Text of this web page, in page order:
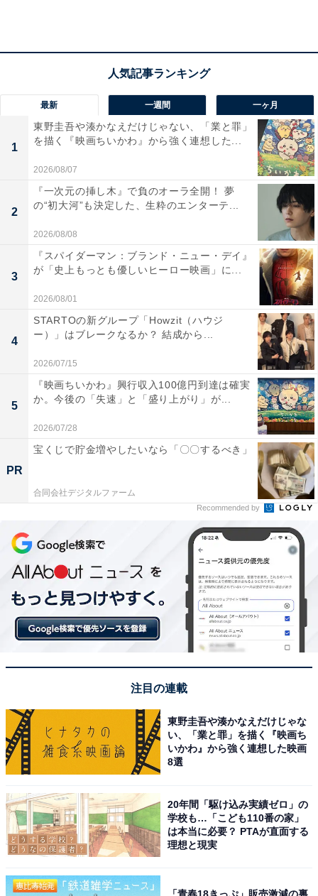
内定することになります。
特に男子は派遣標準記録が日本記録に近い記録というこ
ともあり、MGCで3位だった選手も、東京五輪内定の可
能性があるといえます。
※参考
男子マラソン日本記録 2時間5分50秒（大迫傑選手／
2018年シカゴマラソン）
女子マラソン日本記録 2時間19分12秒（野口みずき選
手／2005年ベルリンマラソン）
MGC出場までの道のり
MGC開催が発表されたのが2017年であり、今回出場す
る選手は以下の条件をクリアした選手です。
最新 一週間 一ヶ月
1
東野圭吾や湊かなえだけじゃない、「業と罪」
を描く『映画ちいかわ』から強く連想した...
2026/08/07
2
『一次元の挿し木』で負のオーラ全開！ 夢
の“初大河”も決定した、生粋のエンターテ...
2026/08/08
3
『スパイダーマン：ブランド・ニュー・デイ』
が「史上もっとも優しいヒーロー映画」に...
2026/08/01
4
STARTOの新グループ「Howzit（ハウジ
ー）」はブレークなるか？ 結成から...
2026/07/15
5
『映画ちいかわ』興行収入100億円到達は確実
か。今後の「失速」と「盛り上がり」が...
2026/07/28
PR
宝くじで貯金増やしたいなら「〇〇するべき」
合同会社デジタルファーム
Recommended by
注目の連載
東野圭吾や湊かなえだけじゃな
い、「業と罪」を描く『映画ち
いかわ』から強く連想した映画
8選
20年間「駆け込み実績ゼロ」の
学校も…「こども110番の家」
は本当に必要？ PTAが直面する
理想と現実